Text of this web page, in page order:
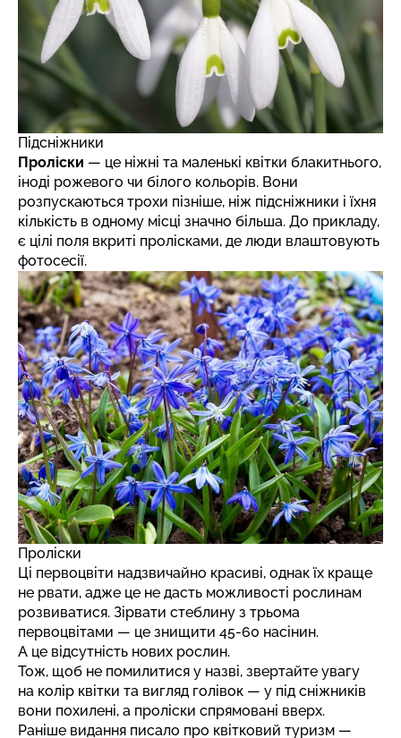
Підсніжники
Проліски — це ніжні та маленькі квітки блакитнього,
іноді рожевого чи білого кольорів. Вони
розпускаються трохи пізніше, ніж підсніжники і їхня
кількість в одному місці значно більша. До прикладу,
є цілі поля вкриті пролісками, де люди влаштовують
фотосесії.
Проліски
Ці первоцвіти надзвичайно красиві, однак їх краще
не рвати, адже це не дасть можливості рослинам
розвиватися. Зірвати стеблину з трьома
первоцвітами — це знищити 45-60 насінин.
А це відсутність нових рослин.
Тож, щоб не помилитися у назві, звертайте увагу
на колір квітки та вигляд голівок — у під сніжників
вони похилені, а проліски спрямовані вверх.
Раніше видання писало про квітковий туризм —